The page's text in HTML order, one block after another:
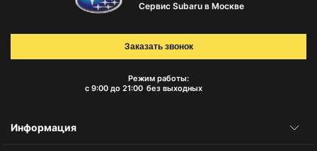
Сервис Subaru в Москве
Режим работы:
с 9:00 до 21:00 без выходных
Заказать звонок
Информация